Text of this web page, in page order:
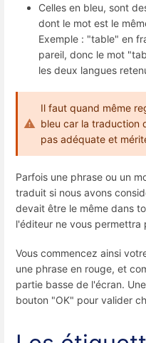
Celles en bleu, sont
dont le mot est le
Exemple : "table" en
pareil, donc le mot
les deux langues
Il faut quand même
bleu car la traduction
pas adéquate et
Parfois une phrase ou un
traduit si nous avons
devait être le même dans
l'éditeur ne vous permettra
Vous commencez ainsi
une phrase en rouge, et
partie basse de l'écran.
bouton "OK" pour valider